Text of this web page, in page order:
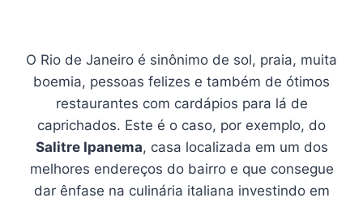
O Rio de Janeiro é sinônimo de sol, praia, muita
boemia, pessoas felizes e também de ótimos
restaurantes com cardápios para lá de
caprichados. Este é o caso, por exemplo, do
Salitre Ipanema, casa localizada em um dos
melhores endereços do bairro e que consegue
dar ênfase na culinária italiana investindo em